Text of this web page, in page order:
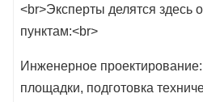
<br>Эксперты делятся здесь
пунктам:<br>
Инженерное
площадки, подготовка